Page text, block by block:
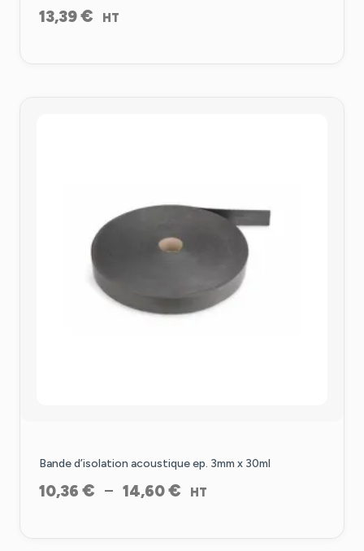
13,39€ HT
Bande d’isolation acoustique ep. 3mm x 30ml
10,36 € – 14,60€ Plage
HT